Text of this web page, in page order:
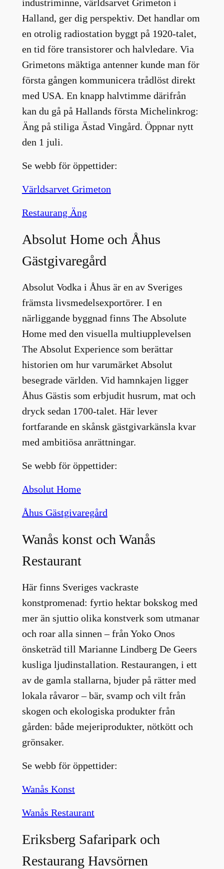
industriminne, världsarvet Grimeton i
Halland, ger dig perspektiv. Det handlar om
en otrolig radiostation byggt på 1920-talet,
en tid före transistorer och halvledare. Via
Grimetons mäktiga antenner kunde man för
första gången kommunicera trådlöst direkt
med USA. En knapp halvtimme därifrån
kan du gå på Hallands första Michelinkrog:
Äng på stiliga Ästad Vingård. Öppnar nytt
den 1 juli.
Se webb för öppettider:
Världsarvet Grimeton
Restaurang Äng
Absolut Home och Åhus
Gästgivaregård
Absolut Vodka i Åhus är en av Sveriges
främsta livsmedelsexportörer. I en
närliggande byggnad finns The Absolute
Home med den visuella multiupplevelsen
The Absolut Experience som berättar
historien om hur varumärket Absolut
besegrade världen. Vid hamnkajen ligger
Åhus Gästis som erbjudit husrum, mat och
dryck sedan 1700-talet. Här lever
fortfarande en skånsk gästgivarkänsla kvar
med ambitiösa anrättningar.
Se webb för öppettider:
Absolut Home
Åhus Gästgivaregård
Wanås konst och Wanås
Restaurant
Här finns Sveriges vackraste
konstpromenad: fyrtio hektar bokskog med
mer än sjuttio olika konstverk som utmanar
och roar alla sinnen – från Yoko Onos
önsketräd till Marianne Lindberg De Geers
kusliga ljudinstallation. Restaurangen, i ett
av de gamla stallarna, bjuder på rätter med
lokala råvaror – bär, svamp och vilt från
skogen och ekologiska produkter från
gården: både mejeriprodukter, nötkött och
grönsaker.
Se webb för öppettider:
Wanås Konst
Wanås Restaurant
Eriksberg Safaripark och
Restaurang Havsörnen